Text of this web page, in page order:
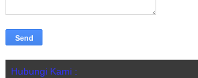
Hubungi Kami :